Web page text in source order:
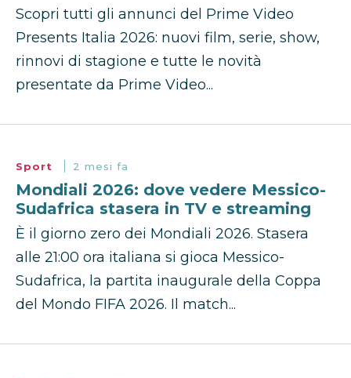
Scopri tutti gli annunci del Prime Video
Presents Italia 2026: nuovi film, serie, show,
rinnovi di stagione e tutte le novità
presentate da Prime Video...
Sport 2 mesi fa
Mondiali 2026: dove vedere Messico-
Sudafrica stasera in TV e streaming
È il giorno zero dei Mondiali 2026. Stasera
alle 21:00 ora italiana si gioca Messico-
Sudafrica, la partita inaugurale della Coppa
del Mondo FIFA 2026. Il match...